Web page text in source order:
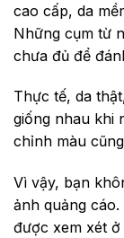
cao cấp, da
Những cụm từ
chưa đủ để
Thực tế, da
giống nhau khi
chỉnh màu
Vì vậy, bạn
ảnh quảng
được xem xét